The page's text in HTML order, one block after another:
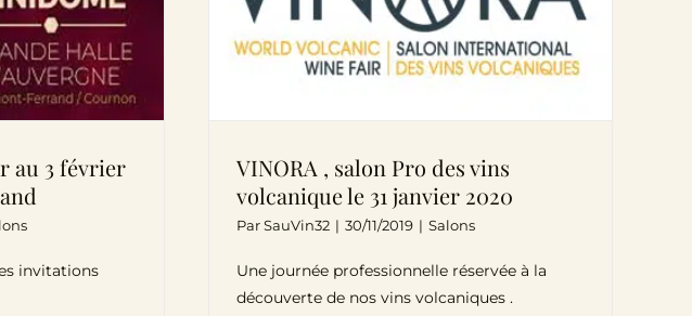
au 3 février
invitations
VINORA , salon Pro des vins
volcanique le 31 janvier 2020
ParSauVin32 | 30/11/2019 | Salons
Une journée professionnelle réservée à la
découverte de nos vins volcaniques .